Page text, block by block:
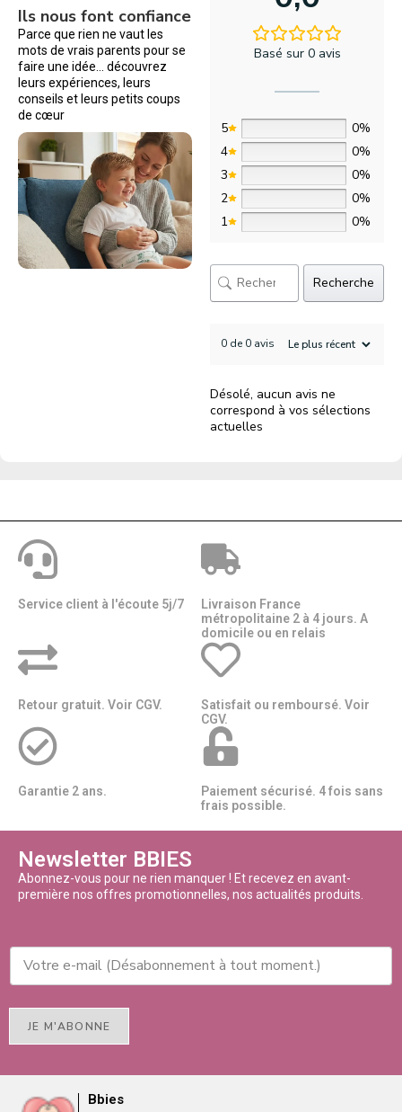
Ils nous font confiance
Parce que rien ne vaut les
mots de vrais parents pour se
faire une idée… découvrez
leurs expériences, leurs
conseils et leurs petits coups
de cœur
Basé sur 0 avis
5
0%
4
0%
3
0%
2
0%
1
0%
Recherche
0 de 0 avis
Désolé, aucun avis ne
correspond à vos sélections
actuelles
Service client à l'écoute 5j/7
Livraison France
métropolitaine 2 à 4 jours. A
domicile ou en relais​​
Retour gratuit. Voir CGV.
Satisfait ou remboursé. Voir
CGV.
Garantie 2 ans.
Paiement sécurisé. 4 fois sans
frais possible.
Newsletter BBIES
Abonnez-vous pour ne rien manquer ! Et recevez en avant-
première nos offres promotionnelles, nos actualités produits.
JE M'ABONNE
Bbies